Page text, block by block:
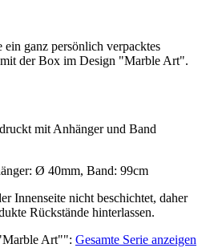
ganz persönlich verpacktes
der Box im Design "Marble Art".
mit Anhänger und Band
Ø 40mm, Band: 99cm
Innenseite nicht beschichtet, daher
Rückstände hinterlassen.
Art"": Gesamte Serie anzeigen